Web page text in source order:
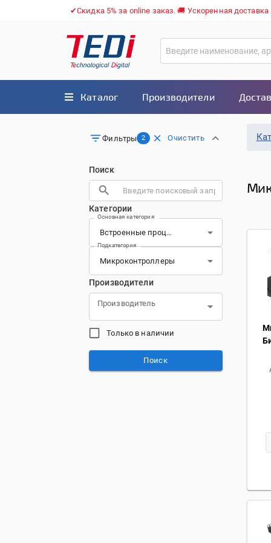
✔Скидка 5% за online заказ. 🚚 Ускоренная
Каталог Производители
Фильтры 2 Очистить
Поиск
Категории
Основная категория
Подкатегория
Производители
Производитель
Только в наличии
Поиск